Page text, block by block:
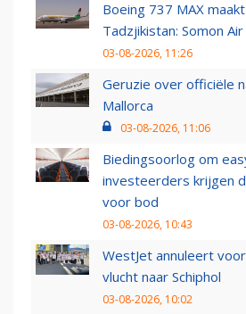
Boeing 737 MAX
Tadzjikistan: Somon
03-08-2026, 11:26
Geruzie over officiële
Mallorca
03-08-2026, 11:06
Biedingsoorlog om
investeerders krijgen
voor bod
03-08-2026, 10:43
WestJet annuleert
vlucht naar Schiphol
03-08-2026, 10:02